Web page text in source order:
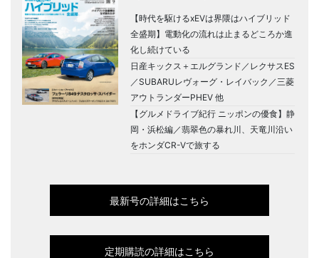
【時代を駆けるxEVは界隈はハイブリッド
全盛期】電動化の流れは止まるどころか進
化し続けている
日産キックス＋エルグランド／レクサスES
／SUBARUレヴォーグ・レイバック／三菱
アウトランダーPHEV 他
【グルメドライブ紀行 ニッポンの優食】静
岡・浜松編／翡翠色の暴れ川、天竜川沿い
をホンダCR-Vで旅する
最新号の詳細はこちら
定期購読の詳細はこちら